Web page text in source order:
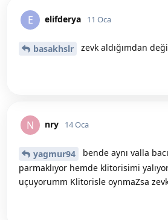
E elifderya 11 Oca
basakhslr zevk aldığımdan
N nry 14 Oca
yagmur94
bende aynı valla
parmaklıyor hemde klitorisimi
uçuyorumm Klitorisle oynmaZsa